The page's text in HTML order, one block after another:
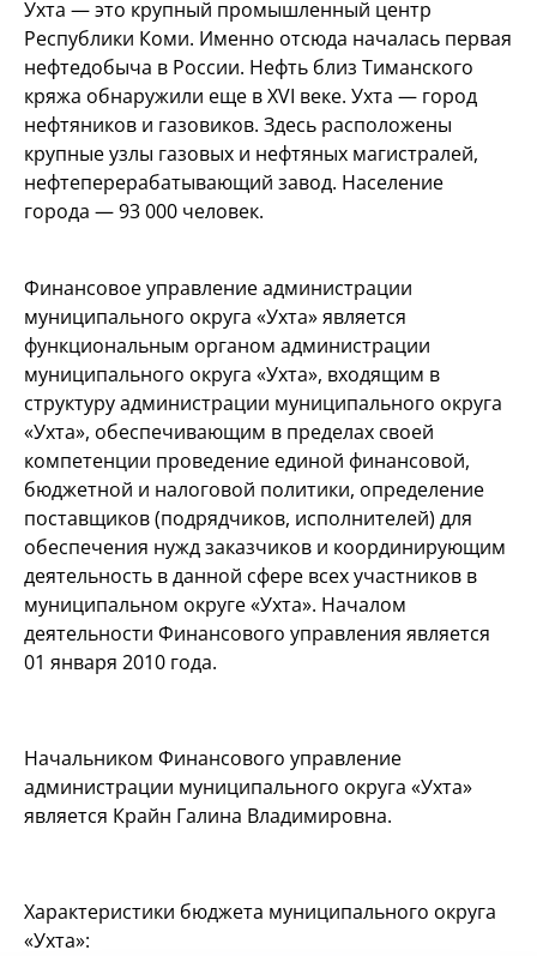
Ухта — это крупный промышленный центр
Республики Коми. Именно отсюда началась первая
нефтедобыча в России. Нефть близ Тиманского
кряжа обнаружили еще в XVI веке. Ухта — город
нефтяников и газовиков. Здесь расположены
крупные узлы газовых и нефтяных магистралей,
нефтеперерабатывающий завод. Население
города — 93 000 человек.
Финансовое управление администрации
муниципального округа «Ухта» является
функциональным органом администрации
муниципального округа «Ухта», входящим в
структуру администрации муниципального округа
«Ухта», обеспечивающим в пределах своей
компетенции проведение единой финансовой,
бюджетной и налоговой политики, определение
поставщиков (подрядчиков, исполнителей) для
обеспечения нужд заказчиков и координирующим
деятельность в данной сфере всех участников в
муниципальном округе «Ухта». Началом
деятельности Финансового управления является
01 января 2010 года.
Начальником Финансового управление
администрации муниципального округа «Ухта»
является Крайн Галина Владимировна.
Характеристики бюджета муниципального округа
«Ухта»: